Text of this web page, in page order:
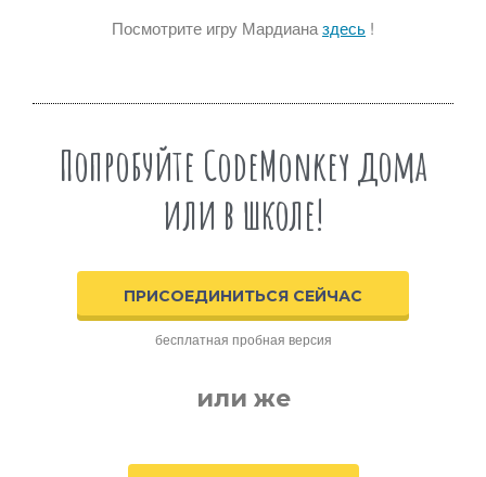
Посмотрите игру Мардианаздесь !
Попробуйте CodeMonkey дома
или в школе!
ПРИСОЕДИНИТЬСЯ СЕЙЧАС
бесплатная пробная версия
или же